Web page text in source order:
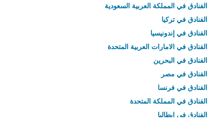
الفنادق في المملكة العربية السعودية
الفنادق في تركيا
الفنادق في إندونيسيا
الفنادق في الامارات العربية المتحدة
الفنادق في البحرين
الفنادق في مصر
الفنادق في فرنسا
الفنادق في المملكة المتحدة
الفنادق في إيطاليا